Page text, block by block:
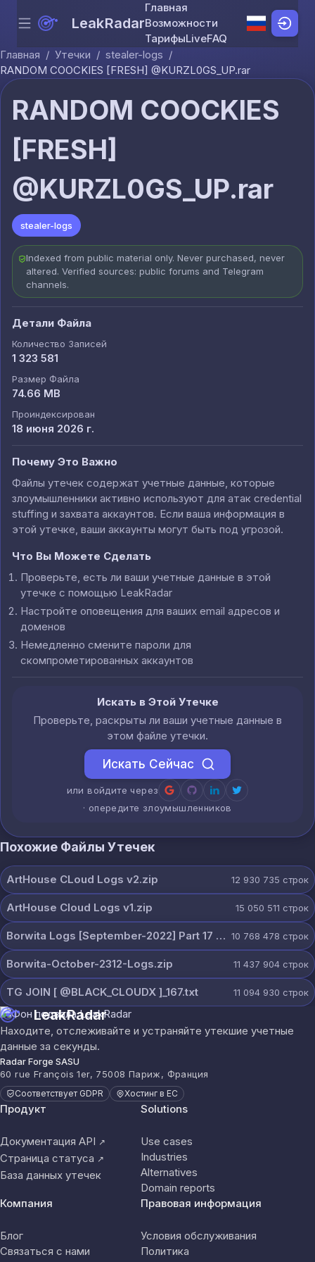
Skip to content
Menu LeakRadar
Главная
Возможности
ТарифыLiveFAQ
Главная / Утечки / stealer-logs /
RANDOM COOCKIES [FRESH] @KURZL0GS_UP.rar
RANDOM COOCKIES
[FRESH]
@KURZL0GS_UP.rar
stealer-logs
Indexed from public material only. Never purchased, never
altered. Verified sources: public forums and Telegram
channels.
Детали Файла
Количество Записей
1 323 581
Размер Файла
74.66 MB
Проиндексирован
18 июня 2026 г.
Почему Это Важно
Файлы утечек содержат учетные данные, которые
злоумышленники активно используют для атак credential
stuffing и захвата аккаунтов. Если ваша информация в
этой утечке, ваши аккаунты могут быть под угрозой.
Что Вы Можете Сделать
Проверьте, есть ли ваши учетные данные в этой
утечке с помощью LeakRadar
Настройте оповещения для ваших email адресов и
доменов
Немедленно смените пароли для
скомпрометированных аккаунтов
Искать в Этой Утечке
Проверьте, раскрыты ли ваши учетные данные в
этом файле утечки.
Искать Сейчас
или войдите через
· опередите злоумышленников
Похожие Файлы Утечек
ArtHouse CLoud Logs v2.zip 12 930 735 строк
ArtHouse Cloud Logs v1.zip 15 050 511 строк
Borwita Logs [September-2022] Part 17 [2307 Pcs].zip 10 768 478 строк
Borwita-October-2312-Logs.zip 11 437 904 строк
TG JOIN [ @BLACK_CLOUDX ]_167.txt 11 094 930 строк
LeakRadar
Находите, отслеживайте и устраняйте утекшие учетные
данные за секунды.
Radar Forge SASU
60 rue François 1er, 75008 Париж, Франция
Соответствует GDPR Хостинг в ЕС
Продукт
Документация API ↗
Страница статуса ↗
База данных утечек
Solutions
Use cases
Industries
Alternatives
Domain reports
Компания
Блог
Связаться с нами
Правовая информация
Условия обслуживания
Политика